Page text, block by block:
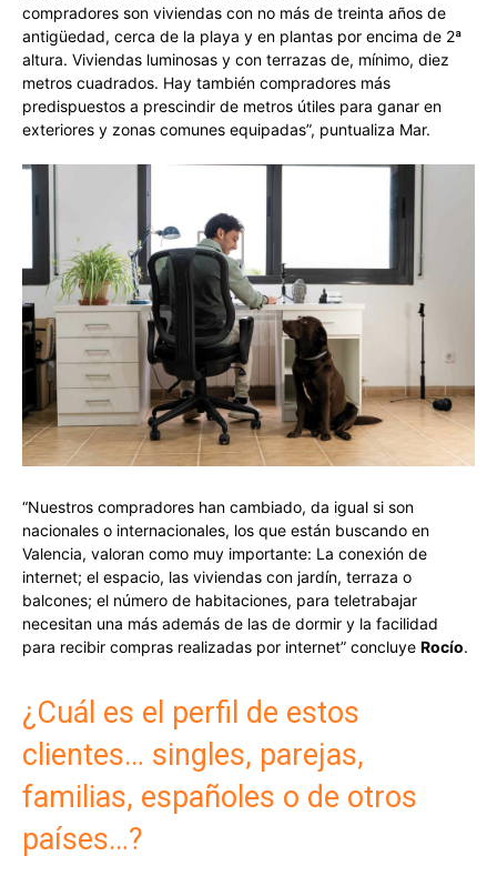
compradores son viviendas con no más de treinta años de
antigüedad, cerca de la playa y en plantas por encima de 2ª
altura. Viviendas luminosas y con terrazas de, mínimo, diez
metros cuadrados. Hay también compradores más
predispuestos a prescindir de metros útiles para ganar en
exteriores y zonas comunes equipadas”, puntualiza Mar.
“Nuestros compradores han cambiado, da igual si son
nacionales o internacionales, los que están buscando en
Valencia, valoran como muy importante: La conexión de
internet; el espacio, las viviendas con jardín, terraza o
balcones; el número de habitaciones, para teletrabajar
necesitan una más además de las de dormir y la facilidad
para recibir compras realizadas por internet” concluye Rocío.
¿Cuál es el perfil de estos
clientes… singles, parejas,
familias, españoles o de otros
países…?